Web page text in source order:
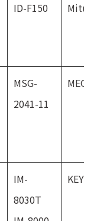
ID-F150
MSG-
2041-11
IM-
8030T